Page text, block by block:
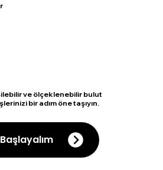
ve ölçeklenebilir bulut
bir adım öne taşıyın.